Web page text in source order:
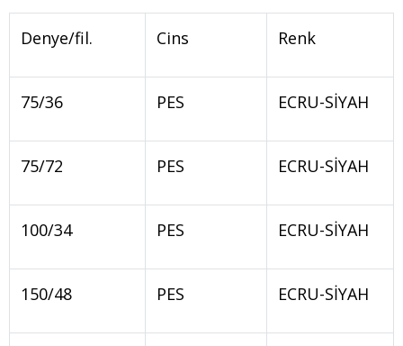
Denye/fil. Cins Renk
75/36 PES ECRU-SİYAH
75/72 PES ECRU-SİYAH
100/34 PES ECRU-SİYAH
150/48 PES ECRU-SİYAH